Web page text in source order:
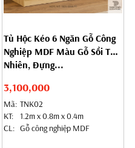
Tủ Hộc Kéo 6 Ngăn Gỗ Công
Nghiệp MDF Màu Gỗ Sồi Tự
Nhiên, Đựng...
3,100,000
Mã: TNK02
KT:
1.2m x 0.8m x 0.4m
CL: Gỗ công nghiệp MDF